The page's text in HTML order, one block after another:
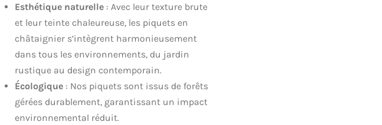
Esthétique naturelle : Avec leur texture brute
et leur teinte chaleureuse, les piquets en
châtaignier s’intègrent harmonieusement
dans tous les environnements, du jardin
rustique au design contemporain.
Écologique : Nos piquets sont issus de forêts
gérées durablement, garantissant un impact
environnemental réduit.